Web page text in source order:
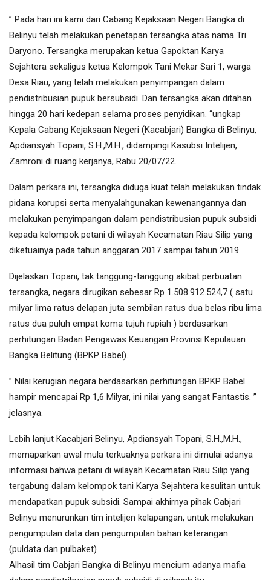
” Pada hari ini kami dari Cabang Kejaksaan Negeri Bangka di
Belinyu telah melakukan penetapan tersangka atas nama Tri
Daryono. Tersangka merupakan ketua Gapoktan Karya
Sejahtera sekaligus ketua Kelompok Tani Mekar Sari 1, warga
Desa Riau, yang telah melakukan penyimpangan dalam
pendistribusian pupuk bersubsidi. Dan tersangka akan ditahan
hingga 20 hari kedepan selama proses penyidikan. “ungkap
Kepala Cabang Kejaksaan Negeri (Kacabjari) Bangka di Belinyu,
Apdiansyah Topani, S.H.,M.H., didampingi Kasubsi Intelijen,
Zamroni di ruang kerjanya, Rabu 20/07/22.
Dalam perkara ini, tersangka diduga kuat telah melakukan tindak
pidana korupsi serta menyalahgunakan kewenangannya dan
melakukan penyimpangan dalam pendistribusian pupuk subsidi
kepada kelompok petani di wilayah Kecamatan Riau Silip yang
diketuainya pada tahun anggaran 2017 sampai tahun 2019.
Dijelaskan Topani, tak tanggung-tanggung akibat perbuatan
tersangka, negara dirugikan sebesar Rp 1.508.912.524,7 ( satu
milyar lima ratus delapan juta sembilan ratus dua belas ribu lima
ratus dua puluh empat koma tujuh rupiah ) berdasarkan
perhitungan Badan Pengawas Keuangan Provinsi Kepulauan
Bangka Belitung (BPKP Babel).
” Nilai kerugian negara berdasarkan perhitungan BPKP Babel
hampir mencapai Rp 1,6 Milyar, ini nilai yang sangat Fantastis. ”
jelasnya.
Lebih lanjut Kacabjari Belinyu, Apdiansyah Topani, S.H.,M.H.,
memaparkan awal mula terkuaknya perkara ini dimulai adanya
informasi bahwa petani di wilayah Kecamatan Riau Silip yang
tergabung dalam kelompok tani Karya Sejahtera kesulitan untuk
mendapatkan pupuk subsidi. Sampai akhirnya pihak Cabjari
Belinyu menurunkan tim intelijen kelapangan, untuk melakukan
pengumpulan data dan pengumpulan bahan keterangan
(puldata dan pulbaket)
Alhasil tim Cabjari Bangka di Belinyu mencium adanya mafia